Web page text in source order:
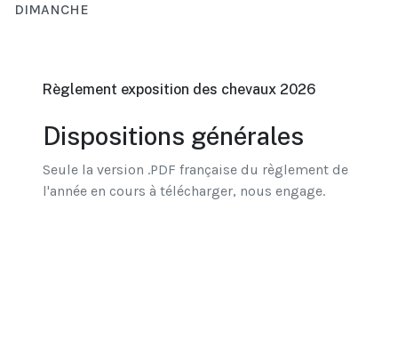
DIMANCHE
Règlement exposition des chevaux 2026
Dispositions générales
Seule la version .PDF française du règlement de
l'année en cours à télécharger, nous engage.